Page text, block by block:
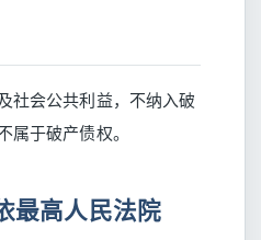
社会公共利益，不纳入破
属于破产债权。
最高人民法院